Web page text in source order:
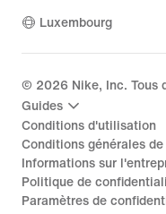
Luxembourg
© 2026 Nike, Inc. Tous
Guides
Conditions d'utilisation
Conditions générales
Informations sur
Politique de
Paramètres de